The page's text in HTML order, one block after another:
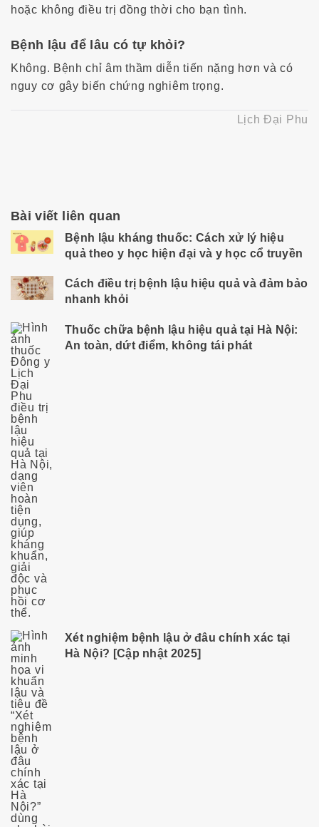
hoặc không điều trị đồng thời cho bạn tình.
Bệnh lậu để lâu có tự khỏi?
Không. Bệnh chỉ âm thầm diễn tiến nặng hơn và có
nguy cơ gây biến chứng nghiêm trọng.
Lịch Đại Phu
Bài viết liên quan
Bệnh lậu kháng thuốc: Cách xử lý hiệu
quả theo y học hiện đại và y học cổ truyền
Cách điều trị bệnh lậu hiệu quả và đảm bảo
nhanh khỏi
Thuốc chữa bệnh lậu hiệu quả tại Hà Nội:
An toàn, dứt điểm, không tái phát
Xét nghiệm bệnh lậu ở đâu chính xác tại
Hà Nội? [Cập nhật 2025]